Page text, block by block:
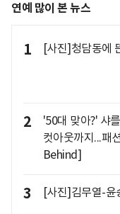
연예 많이 본 뉴스
1 [사진]청담동에
2
'50대 맞아?' 샤
컷아웃까지...패
Behind]
3 [사진]김무열-윤